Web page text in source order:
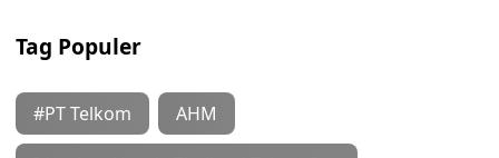
Tag Populer
#PT Telkom AHM